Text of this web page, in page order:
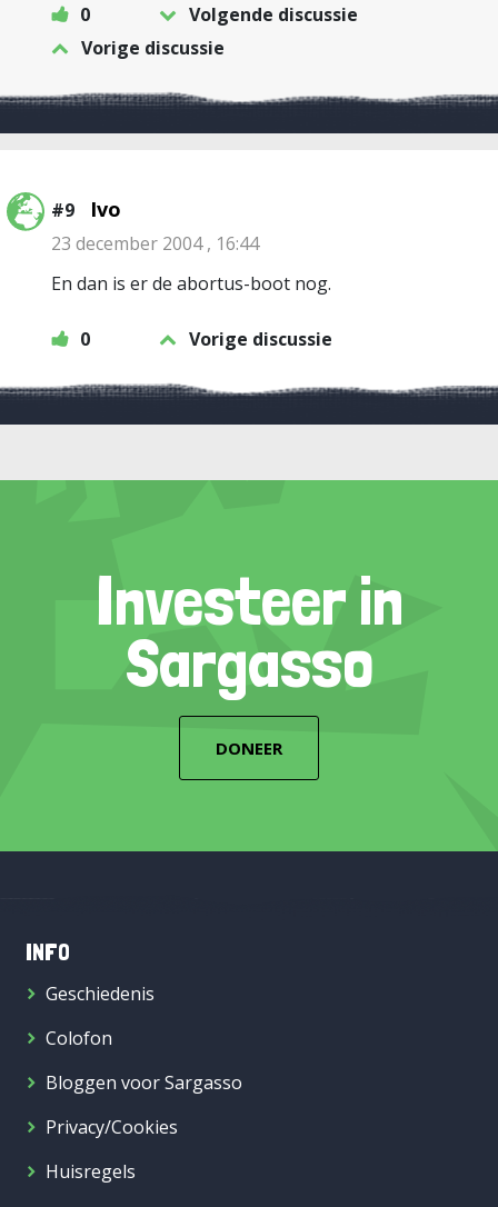
0
Volgende discussie
Vorige discussie
#9 Ivo
23 december 2004 , 16:44
En dan is er de abortus-boot nog.
0 Vorige discussie
Investeer in
Sargasso
DONEER
INFO
Geschiedenis
Colofon
Bloggen voor Sargasso
Privacy/Cookies
Huisregels